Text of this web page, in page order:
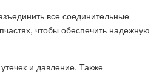
все соединительные
чтобы обеспечить надежную
и давление. Также